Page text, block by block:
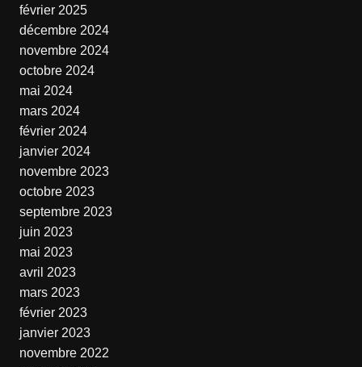
février 2025
décembre 2024
novembre 2024
octobre 2024
mai 2024
mars 2024
février 2024
janvier 2024
novembre 2023
octobre 2023
septembre 2023
juin 2023
mai 2023
avril 2023
mars 2023
février 2023
janvier 2023
novembre 2022